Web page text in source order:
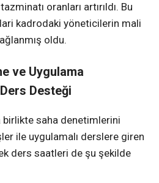
oranları artırıldı. Bu
kadrodaki yöneticilerin mali
oldu.
ve Uygulama
Desteği
birlikte saha denetimlerini
ile uygulamalı derslere giren
ders saatleri de şu şekilde